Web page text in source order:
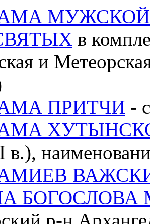
в
и
ПРИТЧИ -
в.),